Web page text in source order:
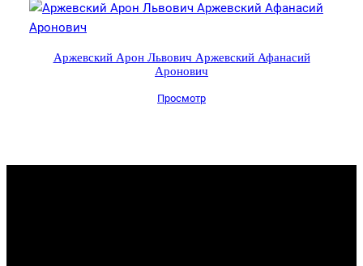
Аржевский Арон Львович Аржевский Афанасий
Аронович
Просмотр